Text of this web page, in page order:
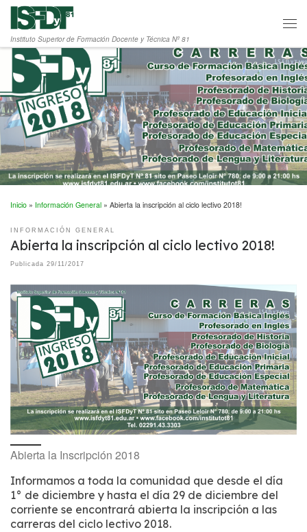
Saltar al contenido
Instituto Superior de Formación Docente y Técnica Nº 81
Inicio » Información General » Abierta la inscripción al ciclo lectivo 2018!
INFORMACIÓN GENERAL
Abierta la inscripción al ciclo lectivo 2018!
Publicada 29/11/2017
Abierta la Inscripción 2018
Informamos a toda la comunidad que desde el día
1° de diciembre y hasta el día 29 de diciembre del
corriente se encontrará abierta la inscripción a las
carreras del ciclo lectivo 2018.